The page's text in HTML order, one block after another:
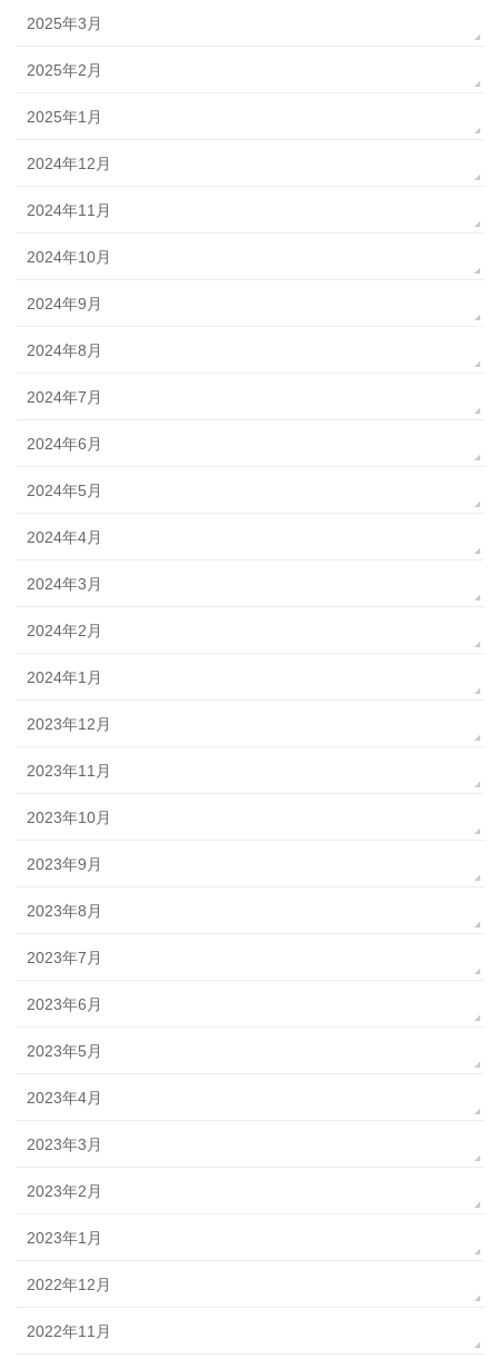
2025年3月
2025年2月
2025年1月
2024年12月
2024年11月
2024年10月
2024年9月
2024年8月
2024年7月
2024年6月
2024年5月
2024年4月
2024年3月
2024年2月
2024年1月
2023年12月
2023年11月
2023年10月
2023年9月
2023年8月
2023年7月
2023年6月
2023年5月
2023年4月
2023年3月
2023年2月
2023年1月
2022年12月
2022年11月